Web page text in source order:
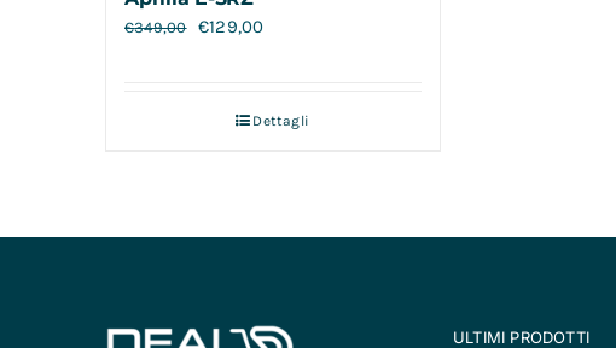
€349,00 €129,00
Dettagli
ULTIMI PRODOTTI